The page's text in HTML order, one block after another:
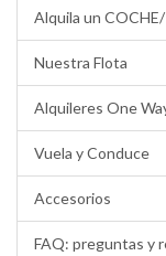
Alquila un
Nuestra Flota
Alquileres One
Vuela y Conduce
Accesorios
FAQ: preguntas y